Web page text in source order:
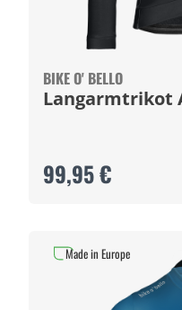
BIKE O' BELLO
Langarmtrikot
99,95 €
Made in Europe